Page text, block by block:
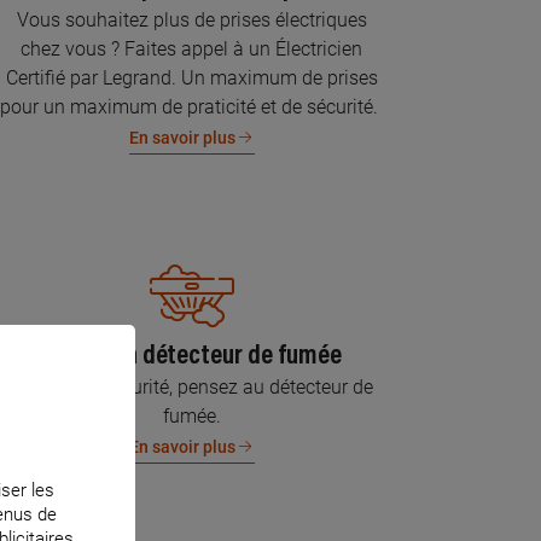
Vous souhaitez plus de prises électriques
chez vous ? Faites appel à un Électricien
Certifié par Legrand. Un maximum de prises
pour un maximum de praticité et de sécurité.
En savoir plus
Pose d’un détecteur de fumée
Pour votre sécurité, pensez au détecteur de
fumée.
En savoir plus
les
de